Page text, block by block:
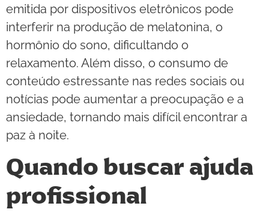
emitida por dispositivos eletrônicos pode
interferir na produção de melatonina, o
hormônio do sono, dificultando o
relaxamento. Além disso, o consumo de
conteúdo estressante nas redes sociais ou
notícias pode aumentar a preocupação e a
ansiedade, tornando mais difícil encontrar a
paz à noite.
Quando buscar ajuda
profissional